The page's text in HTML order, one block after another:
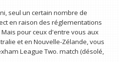
seul un certain nombre de
en raison des réglementations
pour ceux d'entre vous aux
et en Nouvelle-Zélande, vous
League Two. match (désolé,